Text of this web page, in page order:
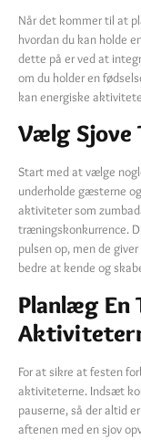
Når det kommer til at
hvordan du kan holde
dette på er ved at
om du holder en
kan energiske
Vælg
Start med at vælge
underholde gæsterne
aktiviteter som
træningskonkurrence.
pulsen op, men de
bedre at kende og
Planlæg En
For at sikre at festen
aktiviteterne. Indsæt
pauserne, så der altid
aftenen med en sjov